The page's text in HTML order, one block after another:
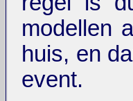
modellen
huis, en
event.